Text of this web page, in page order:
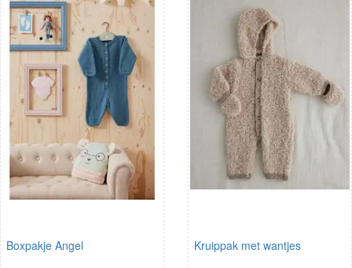
Boxpakje Angel Kruippak met wantjes